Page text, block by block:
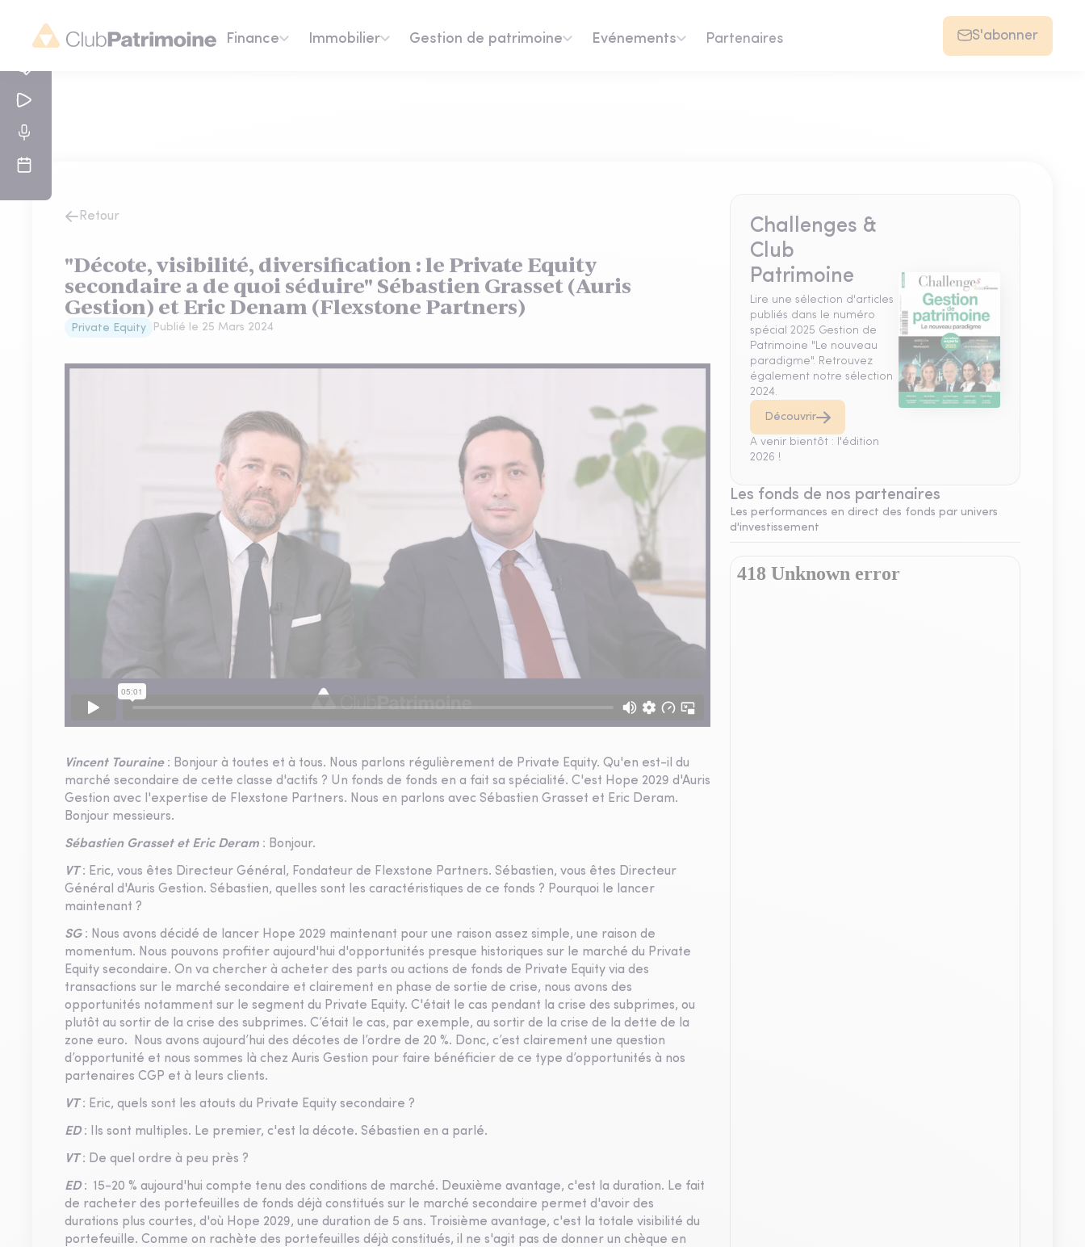
Finance Immobilier Gestion de patrimoine Evénements Partenaires S'abonner
Retour
"Décote, visibilité, diversification : le Private Equity
secondaire a de quoi séduire" Sébastien Grasset (Auris
Gestion) et Eric Denam (Flexstone Partners)
Private Equity Publié le 25 Mars 2024
Vincent Touraine: Bonjour à toutes et à tous. Nous parlons régulièrement de Private Equity. Qu'en est-il du
marché secondaire de cette classe d'actifs ? Un fonds de fonds en a fait sa spécialité. C'est Hope 2029 d'Auris
Gestion avec l'expertise de Flexstone Partners. Nous en parlons avec Sébastien Grasset et Eric Deram.
Bonjour messieurs.
Sébastien Grasset et Eric Deram : Bonjour.
VT: Eric, vous êtes Directeur Général, Fondateur de Flexstone Partners. Sébastien, vous êtes Directeur
Général d'Auris Gestion. Sébastien, quelles sont les caractéristiques de ce fonds ? Pourquoi le lancer
maintenant ?
SG: Nous avons décidé de lancer Hope 2029 maintenant pour une raison assez simple, une raison de
momentum. Nous pouvons profiter aujourd'hui d'opportunités presque historiques sur le marché du Private
Equity secondaire. On va chercher à acheter des parts ou actions de fonds de Private Equity via des
transactions sur le marché secondaire et clairement en phase de sortie de crise, nous avons des
opportunités notamment sur le segment du Private Equity. C'était le cas pendant la crise des subprimes, ou
plutôt au sortir de la crise des subprimes. C’était le cas, par exemple, au sortir de la crise de la dette de la
zone euro. Nous avons aujourd’hui des décotes de l’ordre de 20 %. Donc, c’est clairement une question
d’opportunité et nous sommes là chez Auris Gestion pour faire bénéficier de ce type d’opportunités à nos
partenaires CGP et à leurs clients.
VT: Eric, quels sont les atouts du Private Equity secondaire ?
ED: Ils sont multiples. Le premier, c'est la décote. Sébastien en a parlé.
VT: De quel ordre à peu près ?
ED: 15-20 % aujourd'hui compte tenu des conditions de marché. Deuxième avantage, c'est la duration. Le fait
de racheter des portefeuilles de fonds déjà constitués sur le marché secondaire permet d'avoir des
durations plus courtes, d'où Hope 2029, une duration de 5 ans. Troisième avantage, c'est la totale visibilité du
portefeuille. Comme on rachète des portefeuilles déjà constitués, il ne s'agit pas de donner un chèque en
Challenges &
Club
Patrimoine
Lire une sélection d'articles
publiés dans le numéro
spécial 2025 Gestion de
Patrimoine "Le nouveau
paradigme". Retrouvez
également notre sélection
2024.
Découvrir
A venir bientôt : l'édition
2026 !
Les fonds de nos partenaires
Les performances en direct des fonds par univers
d'investissement